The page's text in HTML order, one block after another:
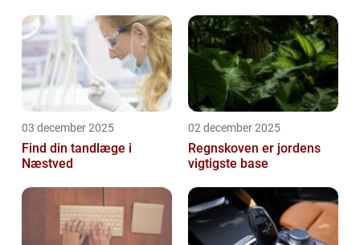
03 december 2025
Find din tandlæge i
Næstved
02 december 2025
Regnskoven er jordens
vigtigste base